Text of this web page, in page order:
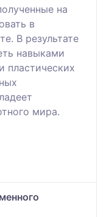
на
в
В результате
навыками
пластических
мира.